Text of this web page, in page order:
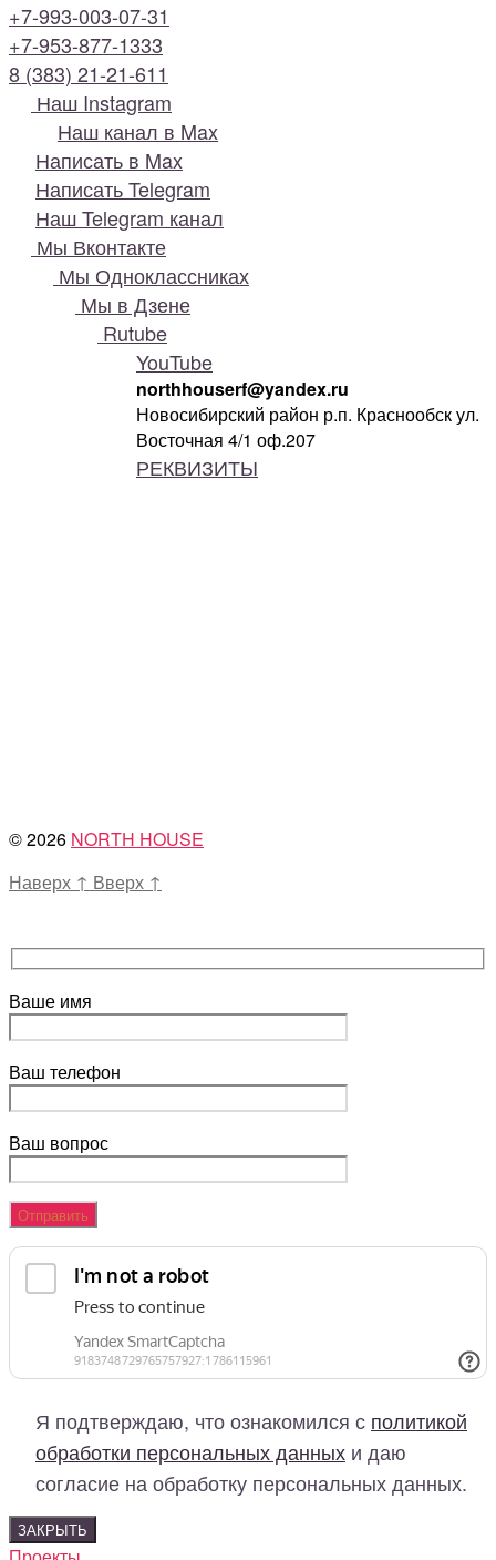
+7-993-003-07-31
+7-953-877-1333
8 (383) 21-21-611
Наш Instagram
Наш канал в Max
Написать в Max
Написать Telegram
Наш Telegram канал
Мы Вконтакте
Мы Одноклассниках
Мы в Дзене
Rutube
YouTube
northhouserf@yandex.ru
Новосибирский район р.п. Краснообск ул.
Восточная 4/1 оф.207
РЕКВИЗИТЫ
© 2026 NORTH HOUSE
Наверх ↑ Вверх ↑
Ваше имя
Ваш телефон
Ваш вопрос
Я подтверждаю, что ознакомился с политикой
обработки персональных данных и даю
согласие на обработку персональных данных.
ЗАКРЫТЬ